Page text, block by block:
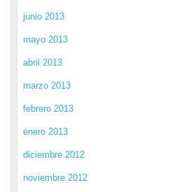
junio 2013
mayo 2013
abril 2013
marzo 2013
febrero 2013
enero 2013
diciembre 2012
noviembre 2012